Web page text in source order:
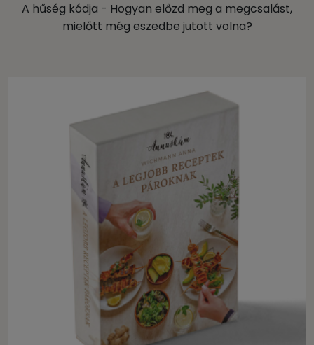
A hűség kódja - Hogyan előzd meg a megcsalást,
mielőtt még eszedbe jutott volna?